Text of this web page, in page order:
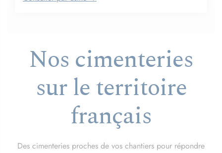
Nos cimenteries
sur le territoire
français
Des cimenteries proches de vos chantiers pour répondre